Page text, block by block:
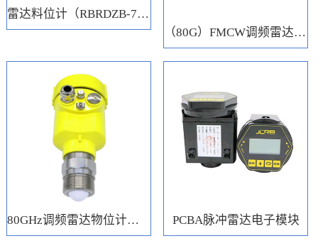
雷达料位计（RBRDZB-71-6-C）
（80G）FMCW调频雷达电子模块
80GHz调频雷达物位计（RBRD71） PCBA脉冲雷达电子模块